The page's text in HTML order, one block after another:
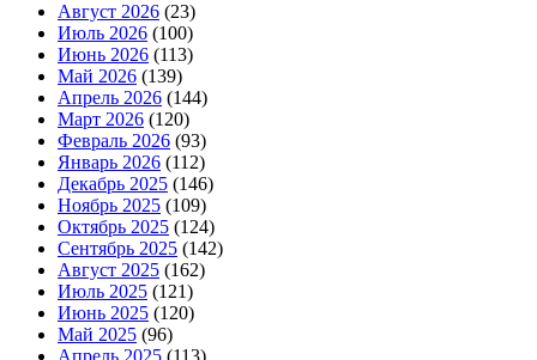
Август 2026 (23)
Июль 2026 (100)
Июнь 2026 (113)
Май 2026 (139)
Апрель 2026 (144)
Март 2026 (120)
Февраль 2026 (93)
Январь 2026 (112)
Декабрь 2025 (146)
Ноябрь 2025 (109)
Октябрь 2025 (124)
Сентябрь 2025 (142)
Август 2025 (162)
Июль 2025 (121)
Июнь 2025 (120)
Май 2025 (96)